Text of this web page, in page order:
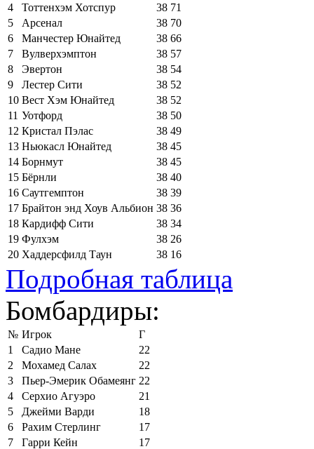
4
Тоттенхэм Хотспур 38 71
5
Арсенал 38 70
6
Манчестер Юнайтед 38 66
7
Вулверхэмптон 38 57
8
Эвертон 38 54
9
Лестер Сити 38 52
10 Вест Хэм Юнайтед 38 52
11 Уотфорд 38 50
12 Кристал Пэлас 38 49
13 Ньюкасл Юнайтед 38 45
14 Борнмут 38 45
15 Бёрнли 38 40
16 Саутгемптон 38 39
17 Брайтон энд Хоув Альбион 38 36
18 Кардифф Сити 38 34
19 Фулхэм 38 26
20 Хаддерсфилд Таун 38 16
Подробная таблица
Бомбардиры:
№ Игрок
Г
1
Садио Мане
22
2
Мохамед Салах
22
3
Пьер-Эмерик Обамеянг 22
4
Серхио Агуэро
21
5
Джейми Варди
18
6
Рахим Стерлинг
17
7
Гарри Кейн
17